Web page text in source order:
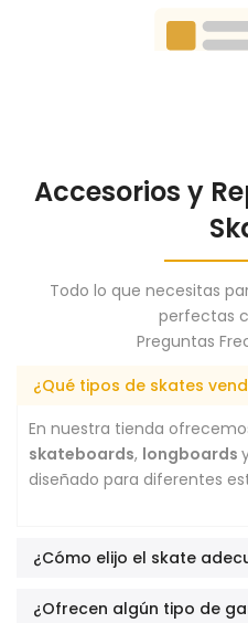
Accesorios y
Todo lo que necesitas
perfectas
Preguntas
¿Qué tipos de skates
En nuestra tienda
skateboards, longboards
diseñado para diferentes
¿Cómo elijo el skate
¿Ofrecen algún tipo de